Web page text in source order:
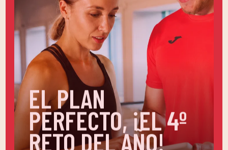
EL PLAN
PERFECTO, ¡EL 4º
RETO DEL AÑO!